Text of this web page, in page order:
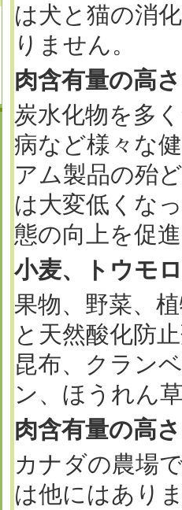
は犬と猫の消
りません。
肉含有量の高さ
炭水化物を多
病など様々な
アム製品の殆
は大変低くな
態の向上を促
小麦、トウモ
果物、野菜、
と天然酸化防
昆布、クラン
ン、ほうれん
肉含有量の高さ
カナダの農場
は他にはあり